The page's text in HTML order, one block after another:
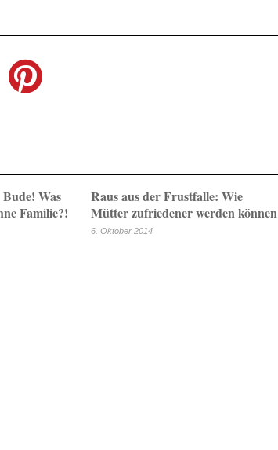
Was
Familie?!
Raus aus der Frustfalle: Wie
Mütter zufriedener werden können
6. Oktober 2014